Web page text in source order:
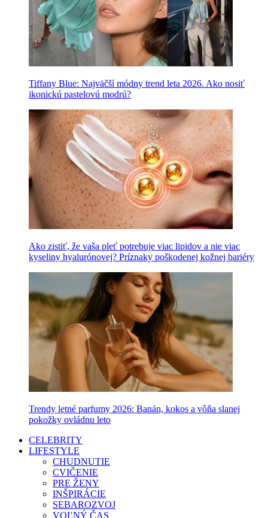
Tiffany Blue: Najväčší módny trend leta 2026. Ako nosiť
ikonickú pastelovú modrú?
Ako zistiť, že vaša pleť potrebuje viac lipidov a nie viac
kyseliny hyalurónovej? Príznaky poškodenej kožnej bariéry
Trendy letné parfumy 2026: Banán, kokos a vôňa slanej
pokožky ovládnu leto
CELEBRITY
LIFESTYLE
CHUDNUTIE
CVIČENIE
PRE ŽENY
INŠPIRÁCIE
SEBAROZVOJ
VOĽNÝ ČAS